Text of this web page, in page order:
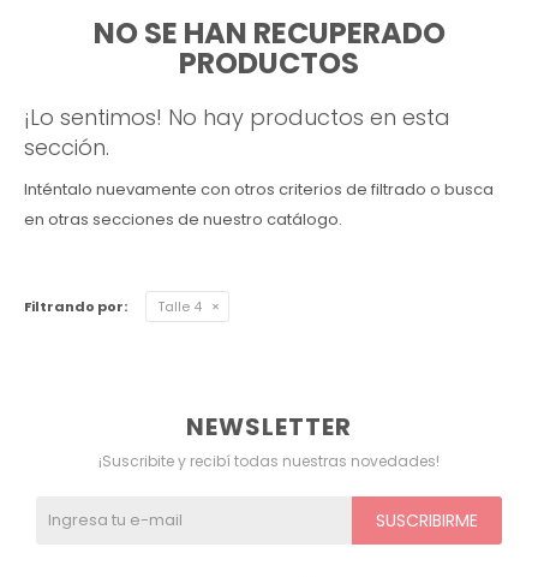
NO SE HAN RECUPERADO
PRODUCTOS
¡Lo sentimos! No hay productos en esta
sección.
Inténtalo nuevamente con otros criterios de filtrado o busca
en otras secciones de nuestro catálogo.
Filtrando por: Talle 4
NEWSLETTER
¡Suscribite y recibí todas nuestras novedades!
SUSCRIBIRME
Ver todo
Maternal
Culotteless
Boxer
Multiforma
Sin Bretel
Remeras
Camisas
Polleras
Tops Deportivos
Belleza
Bolsos y Carteras
Paraguas
Lentes de Sol
Violeta
Verde
Rojo
Gris